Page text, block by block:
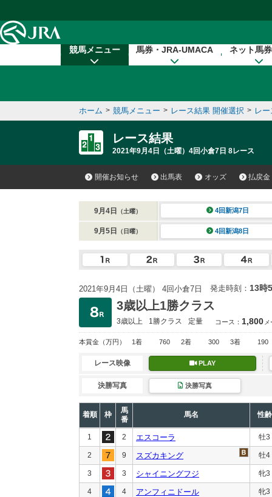
競馬メニュー 馬券・JRA-UMACA ネット馬
ホーム > 競馬メニュー > レース結果 開催選択 > レ
レース結果
2021年9月4日（土曜）4回小倉7日 8レース
開催お知らせ 出馬表 オッズ 払戻金
9月4日 （土曜） 4回新潟7日
9月5日 （日曜） 4回新潟8日
2021年9月4日（土曜） 4回小倉7日 発走時刻： 13時
3歳以上1勝クラス
3歳以上 1勝クラス 定量 コース： 1,800
本賞金 （万円） 1着 760 2着 300 3着 190
レース映像 PLAY
決勝写真 決勝写真
着順 枠
馬
番
馬名 性齢
1 2 エスコーラ 牡3
2 9 スズカキング 牡4
3 3 シャイニングフジ 牝3
4 4 アンフィニドール 牝3